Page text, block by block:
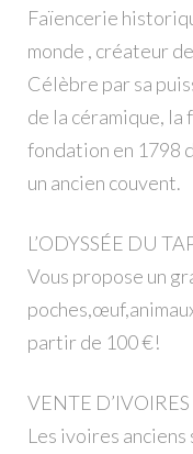
Faïencerie
monde , créateur
Célèbre par sa
de la céramique, la
fondation en 1798
un ancien couvent.
L’ODYSSÉE DU
Vous propose un
partir de 100 €!
VENTE
Les ivoires